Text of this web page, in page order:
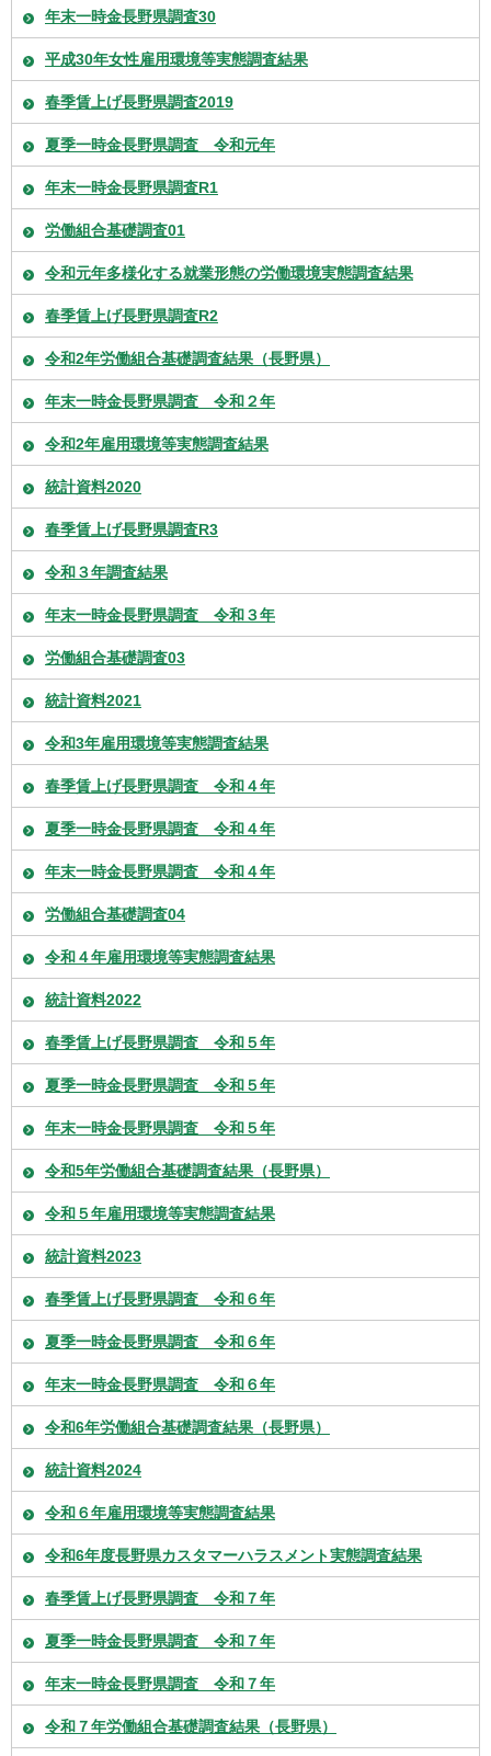
年末一時金長野県調査30
平成30年女性雇用環境等実態調査結果
春季賃上げ長野県調査2019
夏季一時金長野県調査 令和元年
年末一時金長野県調査R1
労働組合基礎調査01
令和元年多様化する就業形態の労働環境実態調査結果
春季賃上げ長野県調査R2
令和2年労働組合基礎調査結果（長野県）
年末一時金長野県調査 令和２年
令和2年雇用環境等実態調査結果
統計資料2020
春季賃上げ長野県調査R3
令和３年調査結果
年末一時金長野県調査 令和３年
労働組合基礎調査03
統計資料2021
令和3年雇用環境等実態調査結果
春季賃上げ長野県調査 令和４年
夏季一時金長野県調査 令和４年
年末一時金長野県調査 令和４年
労働組合基礎調査04
令和４年雇用環境等実態調査結果
統計資料2022
春季賃上げ長野県調査 令和５年
夏季一時金長野県調査 令和５年
年末一時金長野県調査 令和５年
令和5年労働組合基礎調査結果（長野県）
令和５年雇用環境等実態調査結果
統計資料2023
春季賃上げ長野県調査 令和６年
夏季一時金長野県調査 令和６年
年末一時金長野県調査 令和６年
令和6年労働組合基礎調査結果（長野県）
統計資料2024
令和６年雇用環境等実態調査結果
令和6年度長野県カスタマーハラスメント実態調査結果
春季賃上げ長野県調査 令和７年
夏季一時金長野県調査 令和７年
年末一時金長野県調査 令和７年
令和７年労働組合基礎調査結果（長野県）